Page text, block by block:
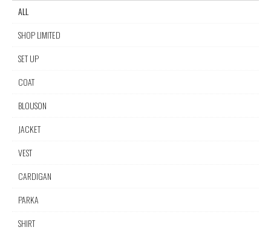
ALL
SHOP LIMITED
SET UP
COAT
BLOUSON
JACKET
VEST
CARDIGAN
PARKA
SHIRT